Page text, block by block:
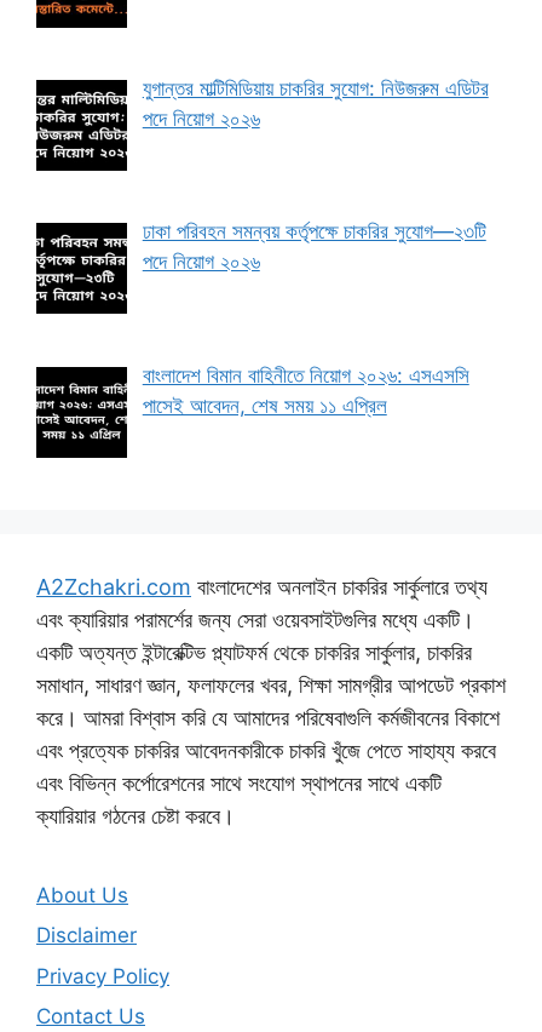
যুগান্তর মাল্টিমিডিয়ায় চাকরির সুযোগ: নিউজরুম এডিটর
পদে নিয়োগ ২০২৬
ঢাকা পরিবহন সমন্বয় কর্তৃপক্ষে চাকরির সুযোগ—২৩টি
পদে নিয়োগ ২০২৬
বাংলাদেশ বিমান বাহিনীতে নিয়োগ ২০২৬: এসএসসি
পাসেই আবেদন, শেষ সময় ১১ এপ্রিল
A2Zchakri.com বাংলাদেশের অনলাইন চাকরির সার্কুলারে তথ্য
এবং ক্যারিয়ার পরামর্শের জন্য সেরা ওয়েবসাইটগুলির মধ্যে একটি।
একটি অত্যন্ত ইন্টারেক্টিভ প্ল্যাটফর্ম থেকে চাকরির সার্কুলার, চাকরির
সমাধান, সাধারণ জ্ঞান, ফলাফলের খবর, শিক্ষা সামগ্রীর আপডেট প্রকাশ
করে। আমরা বিশ্বাস করি যে আমাদের পরিষেবাগুলি কর্মজীবনের বিকাশে
এবং প্রত্যেক চাকরির আবেদনকারীকে চাকরি খুঁজে পেতে সাহায্য করবে
এবং বিভিন্ন কর্পোরেশনের সাথে সংযোগ স্থাপনের সাথে একটি
ক্যারিয়ার গঠনের চেষ্টা করবে।
About Us
Disclaimer
Privacy Policy
Contact Us